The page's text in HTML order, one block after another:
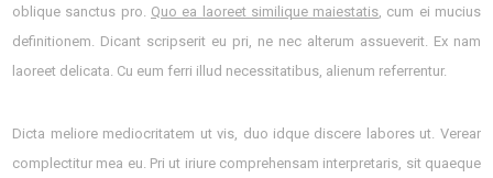
oblique sanctus pro. Quo ea laoreet similique maiestatis , cum ei mucius
definitionem. Dicant scripserit eu pri, ne nec alterum assueverit. Ex nam
laoreet delicata. Cu eum ferri illud necessitatibus, alienum referrentur.
Dicta meliore mediocritatem ut vis, duo idque discere labores ut. Verear
complectitur mea eu. Pri ut iriure comprehensam interpretaris, sit quaeque